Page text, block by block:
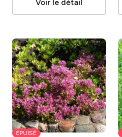
Voir le détail
ÉPUISÉ